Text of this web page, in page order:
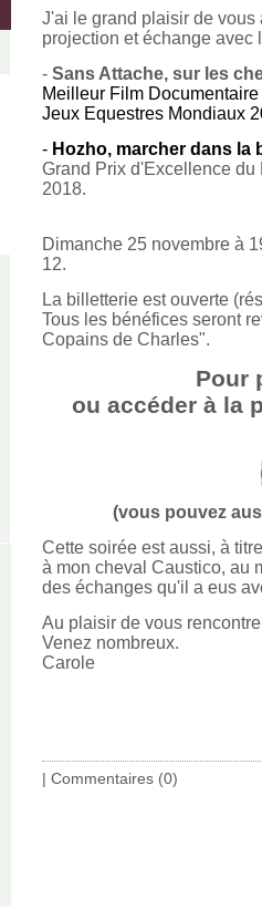
J'ai le grand plaisir de
projection et échange avec
- Sans Attache, sur les
Meilleur Film
Jeux Equestres Mondiaux
- Hozho, marcher dans la
Grand Prix d'Excellence
2018.
Dimanche 25 novembre à
12.
La billetterie est ouverte
Tous les bénéfices seront
Copains de Charles".
Pour
ou accéder à la
(vous pouvez
Cette soirée est aussi, à
à mon cheval Caustico, au
des échanges qu'il a eus
Au plaisir de vous
Venez nombreux.
Carole
| Commentaires (0)